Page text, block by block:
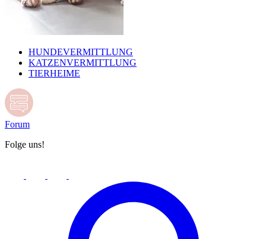
HUNDEVERMITTLUNG
KATZENVERMITTLUNG
TIERHEIME
Forum
Folge uns!